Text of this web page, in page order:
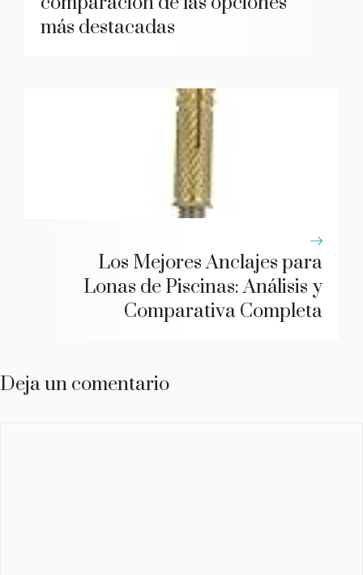
más destacadas
Los Mejores Anclajes para
Lonas de Piscinas: Análisis y
Comparativa Completa
Deja un comentario